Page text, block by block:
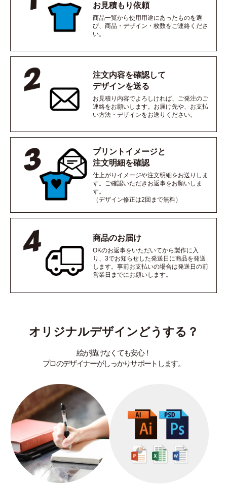
お見積もり依頼
商品一覧から使用用途にあったものを選
び、商品・デザイン・枚数をご連絡くださ
い。
注文内容を確認して
デザインを送る
お見積り内容でよろしければ、ご発注のご
連絡をお願いします。お届け先や、お支払
い方法・デザインをお送りください。
プリントイメージと
注文明細を確認
仕上がりイメージや注文明細をお送りしま
す。ご確認いただきお返事をお願いしま
す。
（デザイン修正は2回まで無料）
商品のお届け
OKのお返事をいただいてから製作に入
り、3でお知らせした発送日に商品を発送
します。事前お支払いの場合は発送日の前
営業日までにお願いします。
オリジナルデザインどうする？
絵が描けなくても安心！
プロのデザイナーがしっかりサポートします。